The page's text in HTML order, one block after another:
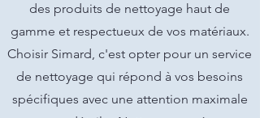
des produits de nettoyage haut de
gamme et respectueux de vos matériaux.
Choisir Simard, c'est opter pour un service
de nettoyage qui répond à vos besoins
spécifiques avec une attention maximale